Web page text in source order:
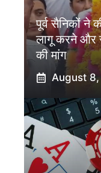
पूर्व सैनिकों ने
लागू करने और
की मांग
August